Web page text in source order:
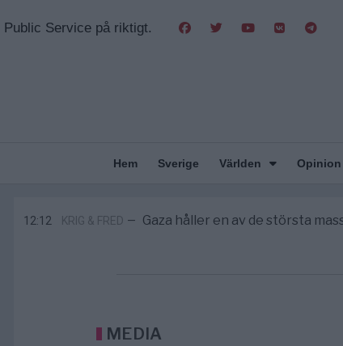
Public Service på riktigt.
Hem Sverige Världen Opinion
12:12 KRIG & FRED — Gaza håller en av de största
MEDIA